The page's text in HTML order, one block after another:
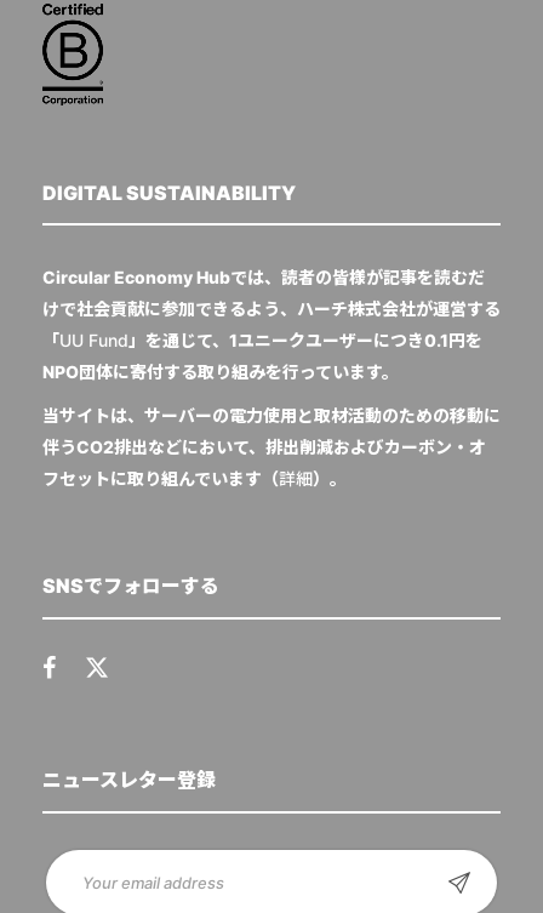
DIGITAL SUSTAINABILITY
Circular Economy Hubでは、読者の皆様が記事を読むだ
けで社会貢献に参加できるよう、ハーチ株式会社が運営する
「UU Fund 」を通じて、1ユニークユーザーにつき0.1円を
NPO団体に寄付する取り組みを行っています。
当サイトは、サーバーの電力使用と取材活動のための移動に
伴うCO2排出などにおいて、排出削減およびカーボン・オ
フセットに取り組んでいます（詳細）。
SNSでフォローする
ニュースレター登録